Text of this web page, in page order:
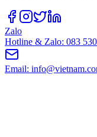
Zalo
Hotline & Zalo: 083
Email: